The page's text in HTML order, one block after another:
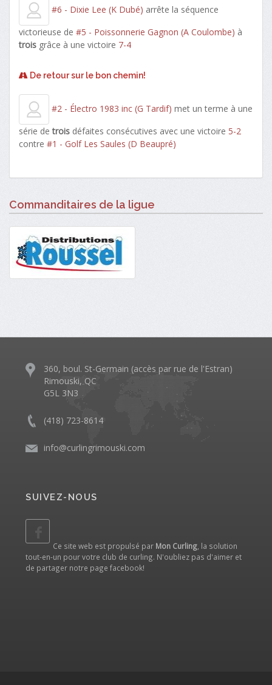
#6 - Dixie Lee (K Dubé) arrête la séquence
victorieuse de #5 - Poissonnerie Gagnon (A Coulombe) à
trois grâce à une victoire 7-4
De retour sur le bon chemin!
#2 - Électro 1983 inc (G Tardif) met un terme à une
série detrois défaites consécutives avec une victoire 5-2
contre #1 - Golf Les Saules (D Beaupré)
Commanditaires de la ligue
360, boul. St-Germain (accès par rue de l'Estran)
Rimouski, QC
G5L 3N3
(418) 723-8614
info@curlingrimouski.com
SUIVEZ-NOUS
Ce site web est propulsé par Mon Curling , la solution
tout-en-un pour votre club de curling. N'oubliez pas d'aimer et
de partager notre page facebook!